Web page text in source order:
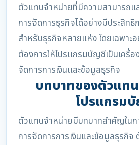
ตัวแทนจำหน่ายที่มีความสามารถแ
การจัดการธุรกิจได้อย่างมีประสิทธิ
สำหรับธุรกิจหลายแห่ง โดยเฉพาะ
ต้องการให้โปรแกรมบัญชีเป็นเครื่
จัดการการเงินและข้อมูลธุรกิจ
บทบาทของตัวแทน
โปรแกรม
ตัวแทนจำหน่ายมีบทบาทสำคัญในก
การจัดการการเงินและข้อมูลธุรกิ